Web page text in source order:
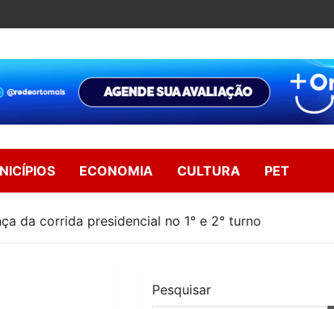
ECONOMIA CULTURA PET
da corrida presidencial no 1° e 2° turno
Pesquisar